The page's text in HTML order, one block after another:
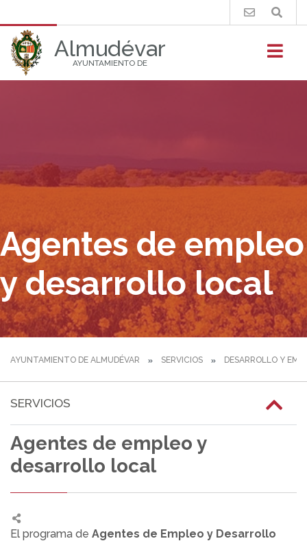
Almudévar
AYUNTAMIENTO DE
Buscar
Agentes de empleo
y desarrollo local
AYUNTAMIENTO DE ALMUDÉVAR SERVICIOS DESARROLLO Y
SERVICIOS
Agentes de empleo y
desarrollo local
El programa de Agentes de Empleo y Desarrollo